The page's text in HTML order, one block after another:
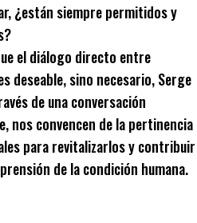
¿están siempre permitidos y
el diálogo directo entre
deseable, sino necesario, Serge
de una conversación
nos convencen de la pertinencia
para revitalizarlos y contribuir
de la condición humana.